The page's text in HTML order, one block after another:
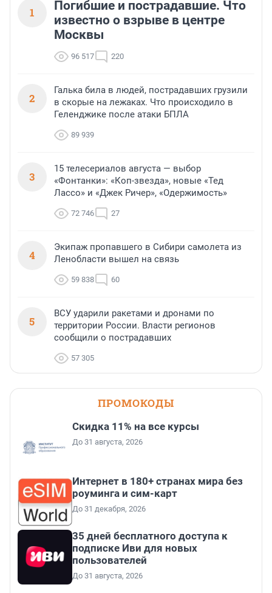
1
Погибшие и пострадавшие. Что
известно о взрыве в центре
Москвы
96 517 220
2
Галька била в людей, пострадавших грузили
в скорые на лежаках. Что происходило в
Геленджике после атаки БПЛА
89 939
3
15 телесериалов августа — выбор
«Фонтанки»: «Коп-звезда», новые «Тед
Лассо» и «Джек Ричер», «Одержимость»
72 746 27
4
Экипаж пропавшего в Сибири самолета из
Ленобласти вышел на связь
59 838 60
5
ВСУ ударили ракетами и дронами по
территории России. Власти регионов
сообщили о пострадавших
57 305
ПРОМОКОДЫ
Скидка 11% на все курсы
До 31 августа, 2026
Интернет в 180+ странах мира без
роуминга и сим-карт
До 31 декабря, 2026
35 дней бесплатного доступа к
подписке Иви для новых
пользователей
До 31 августа, 2026